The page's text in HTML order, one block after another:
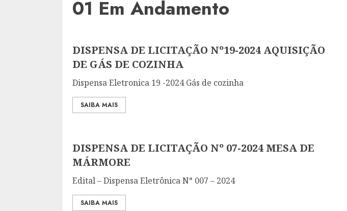
01 Em Andamento
DISPENSA DE LICITAÇÃO Nº19-2024 AQUISIÇÃO
DE GÁS DE COZINHA
Dispensa Eletronica 19 -2024 Gás de cozinha
SAIBA MAIS
DISPENSA DE LICITAÇÃO Nº 07-2024 MESA DE
MÁRMORE
Edital – Dispensa Eletrônica N° 007 – 2024
SAIBA MAIS